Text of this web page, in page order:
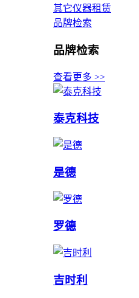
其它仪器租赁
品牌检索
品牌检索
查看更多 >>
泰克科技
是德
罗德
吉时利